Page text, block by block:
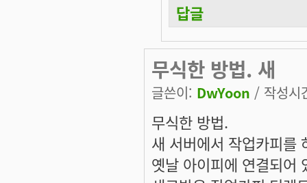
답글
무식한 방법. 새
글쓴이: DwYoon / 작성
무식한 방법.
새 서버에서 작업카피를
옛날 아이피에 연결되어